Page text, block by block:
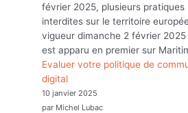
février 2025, plusieurs pratiques
interdites sur le territoire
vigueur dimanche 2 février 2025
est apparu en premier sur
Evaluer votre politique de
digital
10 janvier 2025
par Michel Lubac